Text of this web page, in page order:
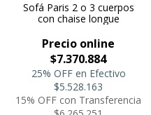
Sofá Paris 2 o 3 cuerpos
con chaise longue
Precio online
$7.370.884
25% OFF en Efectivo
$5.528.163
15% OFF con Transferencia